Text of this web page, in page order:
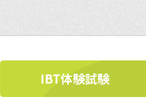
IBT体験試験